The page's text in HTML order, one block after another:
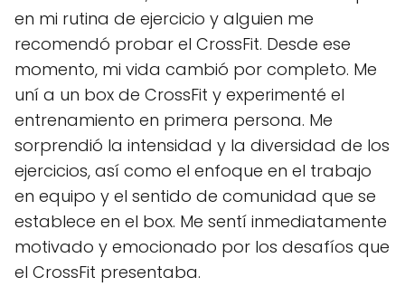
en mi rutina de ejercicio y alguien me
recomendó probar el CrossFit. Desde ese
momento, mi vida cambió por completo. Me
uní a un box de CrossFit y experimenté el
entrenamiento en primera persona. Me
sorprendió la intensidad y la diversidad de los
ejercicios, así como el enfoque en el trabajo
en equipo y el sentido de comunidad que se
establece en el box. Me sentí inmediatamente
motivado y emocionado por los desafíos que
el CrossFit presentaba.